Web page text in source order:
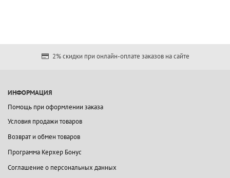
2% скидки при онлайн-оплате заказов на сайте
ИНФОРМАЦИЯ
Помощь при оформлении заказа
Условия продажи товаров
Возврат и обмен товаров
Программа Керхер Бонус
Соглашение о персональных данных